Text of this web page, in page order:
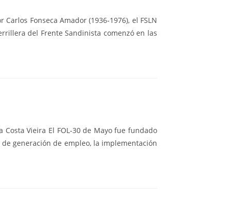
Fonseca Amador (1936-1976), el FSLN
del Frente Sandinista comenzó en las
Vieira El FOL-30 de Mayo fue fundado
generación de empleo, la implementación